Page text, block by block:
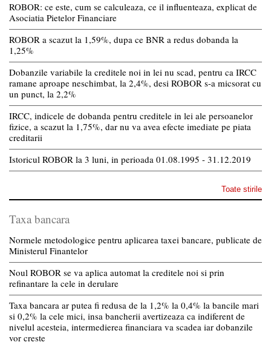
ROBOR: ce este, cum se calculeaza, ce il influenteaza, explicat de
Asociatia Pietelor Financiare
ROBOR a scazut la 1,59%, dupa ce BNR a redus dobanda la
1,25%
Dobanzile variabile la creditele noi in lei nu scad, pentru ca IRCC
ramane aproape neschimbat, la 2,4%, desi ROBOR s-a micsorat cu
un punct, la 2,2%
IRCC, indicele de dobanda pentru creditele in lei ale persoanelor
fizice, a scazut la 1,75%, dar nu va avea efecte imediate pe piata
creditarii
Istoricul ROBOR la 3 luni, in perioada 01.08.1995 - 31.12.2019
Toate stirile
Taxa bancara
Normele metodologice pentru aplicarea taxei bancare, publicate de
Ministerul Finantelor
Noul ROBOR se va aplica automat la creditele noi si prin
refinantare la cele in derulare
Taxa bancara ar putea fi redusa de la 1,2% la 0,4% la bancile mari
si 0,2% la cele mici, insa bancherii avertizeaza ca indiferent de
nivelul acesteia, intermedierea financiara va scadea iar dobanzile
vor creste